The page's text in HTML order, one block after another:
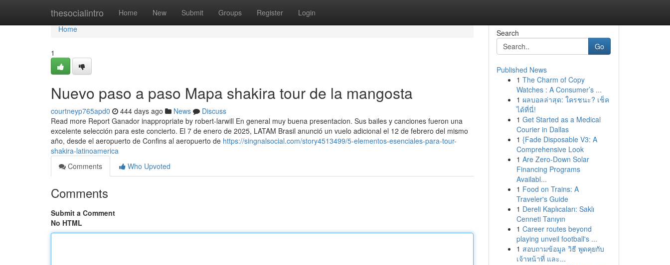
thesocialintro Home New Submit Groups Register Login
Home
Home
1
Nuevo paso a paso Mapa shakira tour de la mangosta
courtneyp765apd0 444 days ago News
Discuss
Read more Report Ganador inappropriate by robert-larwill En general muy buena presentacion. Sus bailes y canciones fueron una
excelente selección para este concierto. El 7 de enero de 2025, LATAM Brasil anunció un vuelo adicional el 12 de febrero del mismo
año, desde el aeropuerto de Confins al aeropuerto de https://singnalsocial.com/story4513499/5-elementos-esenciales-para-tour-
shakira-latinoamerica
Comments
Who Upvoted
Comments
Submit a Comment
No HTML
Search
Go
Published News
1 The Charm of Copy
Watches : A Consumer’s ...
1 ผลบอลล่าสุด: ใครชนะ? เช็ค
ได้ที่นี่!
1 Get Started as a Medical
Courier in Dallas
1 {Fade Disposable V3: A
Comprehensive Look
1 Are Zero-Down Solar
Financing Programs
Availabl...
1 Food on Trains: A
Traveler's Guide
1 Dereli Kaplıcaları: Saklı
Cenneti Tanıyın
1 Career routes beyond
playing unveil football's ...
1 สอบถามข้อมูล วิธี พูดคุยกับ
เจ้าหน้าที่ และ...